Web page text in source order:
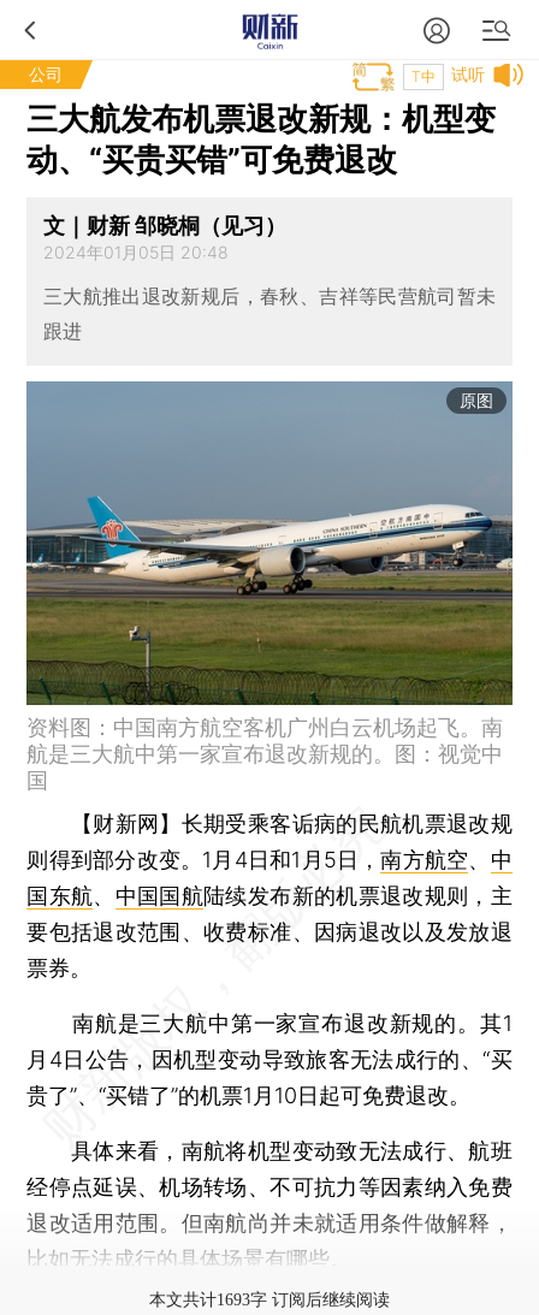
公司 试听
T中
三大航发布机票退改新规：机型变
动、“买贵买错”可免费退改
文｜财新 邹晓桐（见习）
2024年01月05日 20:48
三大航推出退改新规后，春秋、吉祥等民营航司暂未
跟进
原图
资料图：中国南方航空客机广州白云机场起飞。南
航是三大航中第一家宣布退改新规的。图：视觉中
国
【财新网】 长期受乘客诟病的民航机票退改规
则得到部分改变。1月4日和1月5日，南方航空、 中
国东航、 中国国航陆续发布新的机票退改规则，主
要包括退改范围、收费标准、因病退改以及发放退
票券。
南航是三大航中第一家宣布退改新规的。其1
月4日公告，因机型变动导致旅客无法成行的、“买
贵了”、“买错了”的机票1月10日起可免费退改。
具体来看，南航将机型变动致无法成行、航班
经停点延误、机场转场、不可抗力等因素纳入免费
退改适用范围。但南航尚并未就适用条件做解释，
比如无法成行的具体场景有哪些。
本文共计1693字 订阅后继续阅读